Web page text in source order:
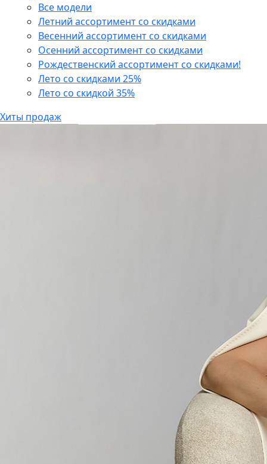
Все модели
Летний ассортимент со скидками
Весенний ассортимент со скидками
Осенний ассортимент со скидками
Рождественский ассортимент со скидками!
Лето со скидками 25%
Лето со скидкой 35%
Хиты продаж